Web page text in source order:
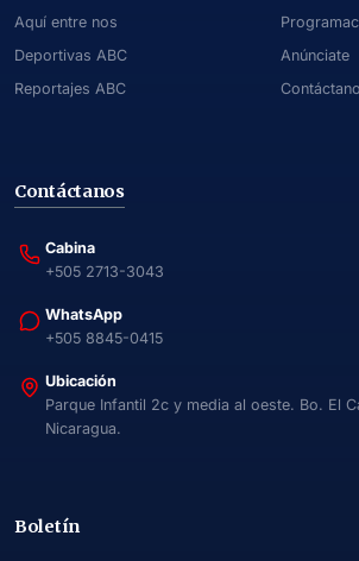
Aquí entre nos
Deportivas ABC
Reportajes ABC
Anúnciate
Contáctanos
Cabina
+505 2713-3043
WhatsApp
+505 8845-0415
Ubicación
Parque Infantil 2c y media al oeste. Bo. El
Nicaragua.
Boletín